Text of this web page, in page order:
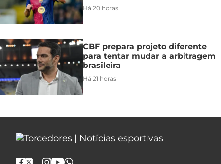
Há 20 horas
CBF prepara projeto diferente
para tentar mudar a arbitragem
brasileira
Há 21 horas